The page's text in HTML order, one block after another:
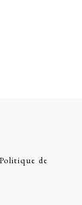
Politique de